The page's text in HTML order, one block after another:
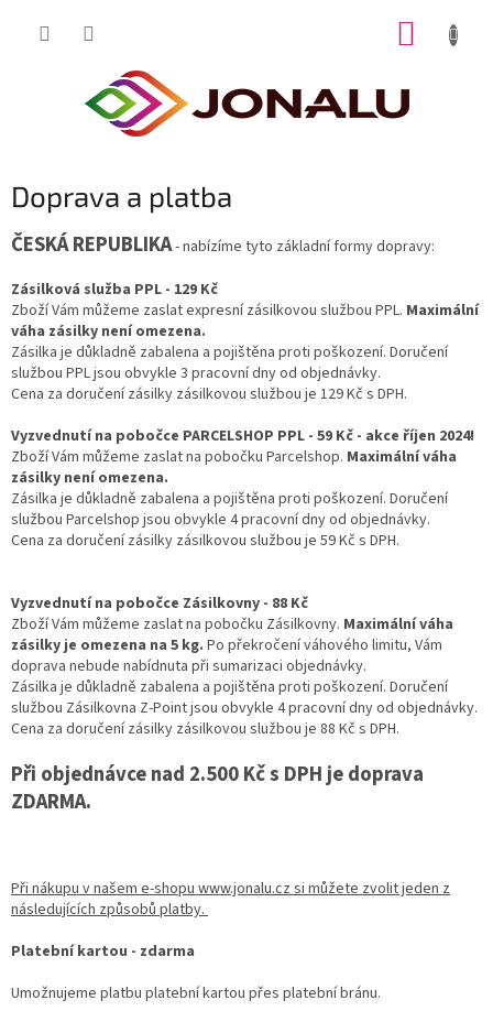
Doprava a platba
ČESKÁ REPUBLIKA- nabízíme tyto základní formy dopravy:
Zásilková služba PPL - 129 Kč
Zboží Vám můžeme zaslat expresní zásilkovou službou PPL. Maximální
váha zásilky není omezena.
Zásilka je důkladně zabalena a pojištěna proti poškození. Doručení
službou PPL jsou obvykle 3 pracovní dny od objednávky.
Cena za doručení zásilky zásilkovou službou je 129 Kč s DPH.
Vyzvednutí na pobočce PARCELSHOP PPL - 59 Kč - akce říjen 2024!
Zboží Vám můžeme zaslat na pobočku Parcelshop. Maximální váha
zásilky není omezena.
Zásilka je důkladně zabalena a pojištěna proti poškození. Doručení
službou Parcelshop jsou obvykle 4 pracovní dny od objednávky.
Cena za doručení zásilky zásilkovou službou je 59Kč s DPH.
Vyzvednutí na pobočce Zásilkovny - 88 Kč
Zboží Vám můžeme zaslat na pobočku Zásilkovny. Maximální váha
zásilky je omezena na 5 kg. Po překročení váhového limitu, Vám
doprava nebude nabídnuta při sumarizaci objednávky.
Zásilka je důkladně zabalena a pojištěna proti poškození. Doručení
službou Zásilkovna Z-Point jsou obvykle 4 pracovní dny od objednávky.
Cena za doručení zásilky zásilkovou službou je 88 Kč s DPH.
Při objednávce nad 2.500 Kč s DPH je doprava
ZDARMA.
Při nákupu v našem e-shopu www.jonalu.cz si můžete zvolit jeden z
následujících způsobů platby.
Platební kartou - zdarma
Umožnujeme platbu platební kartou přes platební bránu.